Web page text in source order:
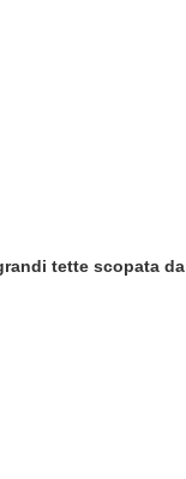
tette scopata